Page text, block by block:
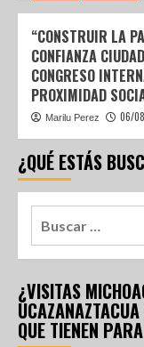
“CONSTRUIR LA
CONFIANZA
CONGRESO
PROXIMIDAD
Marilu Perez 06/
¿QUÉ ESTÁS
¿VISITAS
QUE TIENEN